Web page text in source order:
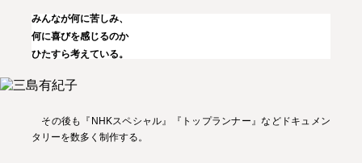
みんなが何に苦しみ、
何に喜びを感じるのか
ひたすら考えている。
その後も『NHKスペシャル』『トップランナー』などドキュメン
タリーを数多く制作する。